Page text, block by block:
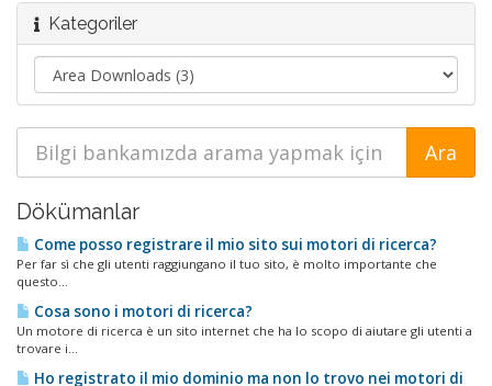
Kategoriler
Dökümanlar
Come posso registrare il mio sito sui motori di ricerca?
Per far sì che gli utenti raggiungano il tuo sito, è molto importante che
questo...
Cosa sono i motori di ricerca?
Un motore di ricerca è un sito internet che ha lo scopo di aiutare gli utenti a
trovare i...
Ho registrato il mio dominio ma non lo trovo nei motori di